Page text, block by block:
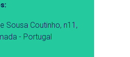
Sousa Coutinho, n11,
- Portugal